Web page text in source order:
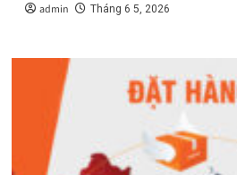
admin Tháng 6 5, 2026